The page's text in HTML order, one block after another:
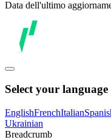
Data dell'ultimo
Select your language
EnglishFrenchItalian
Ukrainian
Breadcrumb